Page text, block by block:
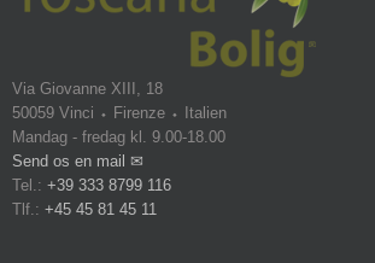
Via Giovanne XIII, 18
50059 Vinci ⬩ Firenze ⬩ Italien
Mandag - fredag kl. 9.00-18.00
Send os en mail ✉
Tel.: +39 333 8799 116
Tlf.: +45 45 81 45 11